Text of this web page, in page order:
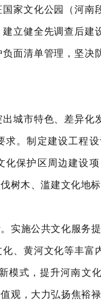
家文化公园（河
立健全先调查后
面清单管理，坚
出城市特色、差异
求。制定建设工程
化保护区周边建设
树木、滥建文化地
实施公共文化服务
、黄河文化等丰
模式，提升河南
观，大力弘扬焦裕